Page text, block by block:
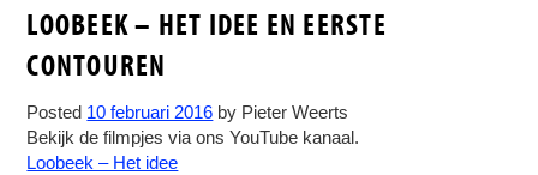
LOOBEEK – HET IDEE EN EERSTE
CONTOUREN
Posted 10 februari 2016 by Pieter Weerts
Bekijk de filmpjes via ons YouTube kanaal.
Loobeek – Het idee